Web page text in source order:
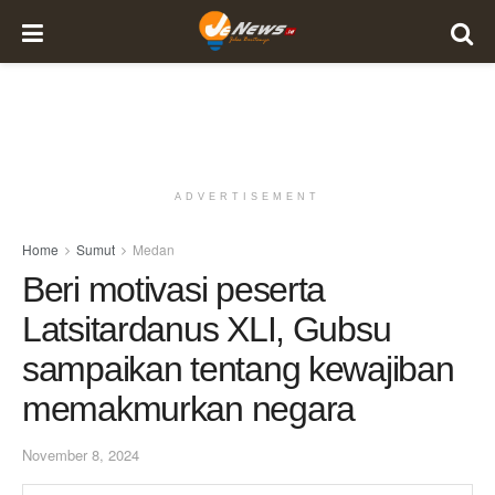
ADVERTISEMENT
Home Sumut Medan
Beri motivasi peserta
Latsitardanus XLI, Gubsu
sampaikan tentang kewajiban
memakmurkan negara
November 8, 2024